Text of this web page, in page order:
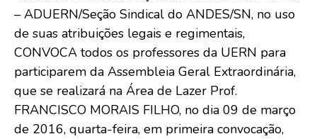
– ADUERN/Seção Sindical do ANDES/SN, no uso
de suas atribuições legais e regimentais,
CONVOCA todos os professores da UERN para
participarem da Assembleia Geral Extraordinária,
que se realizará na Área de Lazer Prof.
FRANCISCO MORAIS FILHO, no dia 09 de março
de 2016, quarta-feira, em primeira convocação,